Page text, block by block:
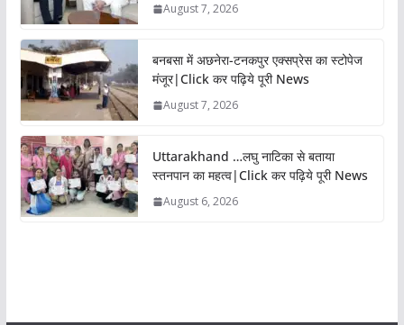
August 7, 2026
बनबसा में अछनेरा-टनकपुर एक्सप्रेस का स्टोपेज
मंजूर|Click कर पढ़िये पूरी News
August 7, 2026
Uttarakhand …लघु नाटिका से बताया
स्तनपान का महत्व|Click कर पढ़िये पूरी News
August 6, 2026